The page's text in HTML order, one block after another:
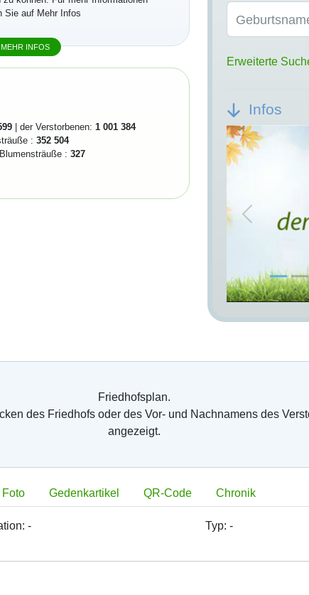
Erweiterte
Infos
Previous
Sie auf Mehr Infos
MEHR INFOS
| der Verstorbenen: 1 001 384
: 352 504
: 327
Friedhofsplan.
des Friedhofs oder des Vor- und Nachnamens des
angezeigt.
Foto Gedenkartikel QR-Code Chronik
- Typ: -